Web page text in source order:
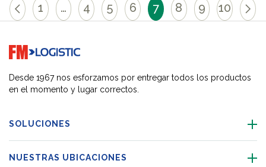
1 … 4 5 6 7 8 9 10
Go to home page
Desde 1967 nos esforzamos por entregar todos los productos
en el momento y lugar correctos.
SOLUCIONES
NUESTRAS UBICACIONES